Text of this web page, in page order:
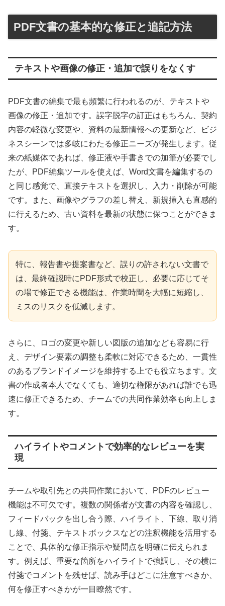
PDF文書の基本的な修正と追記方法
テキストや画像の修正・追加で誤りをなくす
PDF文書の編集で最も頻繁に行われるのが、テキストや
画像の修正・追加です。誤字脱字の訂正はもちろん、契約
内容の軽微な変更や、資料の最新情報への更新など、ビジ
ネスシーンでは多岐にわたる修正ニーズが発生します。従
来の紙媒体であれば、修正液や手書きでの加筆が必要でし
たが、PDF編集ツールを使えば、Word文書を編集するの
と同じ感覚で、直接テキストを選択し、入力・削除が可能
です。また、画像やグラフの差し替え、新規挿入も直感的
に行えるため、古い資料を最新の状態に保つことができま
す。
特に、報告書や提案書など、誤りの許されない文書で
は、最終確認時にPDF形式で校正し、必要に応じてそ
の場で修正できる機能は、作業時間を大幅に短縮し、
ミスのリスクを低減します。
さらに、ロゴの変更や新しい図版の追加なども容易に行
え、デザイン要素の調整も柔軟に対応できるため、一貫性
のあるブランドイメージを維持する上でも役立ちます。文
書の作成者本人でなくても、適切な権限があれば誰でも迅
速に修正できるため、チームでの共同作業効率も向上しま
す。
ハイライトやコメントで効率的なレビューを実
現
チームや取引先との共同作業において、PDFのレビュー
機能は不可欠です。複数の関係者が文書の内容を確認し、
フィードバックを出し合う際、ハイライト、下線、取り消
し線、付箋、テキストボックスなどの注釈機能を活用する
ことで、具体的な修正指示や疑問点を明確に伝えられま
す。例えば、重要な箇所をハイライトで強調し、その横に
付箋でコメントを残せば、読み手はどこに注意すべきか、
何を修正すべきかが一目瞭然です。